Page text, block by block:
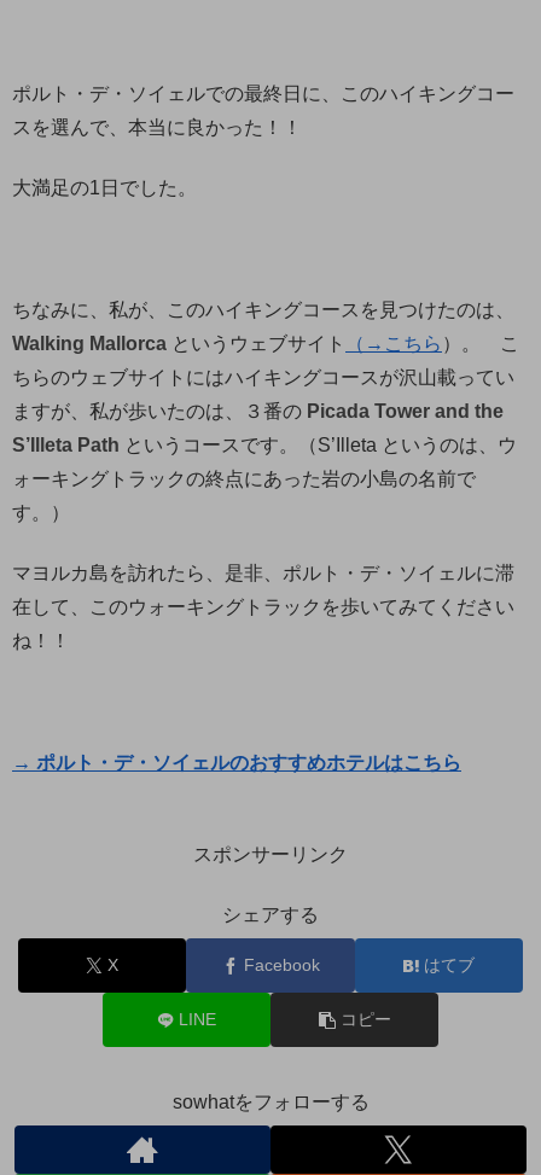
ポルト・デ・ソイェルでの最終日に、このハイキングコー
スを選んで、本当に良かった！！
大満足の1日でした。
ちなみに、私が、このハイキングコースを見つけたのは、
Walking Mallorca というウェブサイト （→こちら ）。 こ
ちらのウェブサイトにはハイキングコースが沢山載ってい
ますが、私が歩いたのは、３番の Picada Tower and the
S’Illeta Path というコースです。（S’Illeta というのは、ウ
ォーキングトラックの終点にあった岩の小島の名前で
す。）
マヨルカ島を訪れたら、是非、ポルト・デ・ソイェルに滞
在して、このウォーキングトラックを歩いてみてください
ね！！
→ ポルト・デ・ソイェルのおすすめホテルはこちら
スポンサーリンク
シェアする
X Facebook はてブ
LINE コピー
sowhatをフォローする